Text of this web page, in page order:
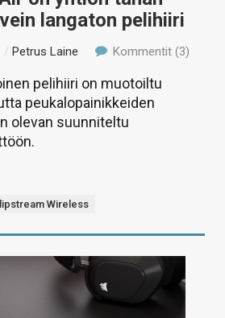
langaton pelihiiri
/Petrus Laine Kommentit (3)
pelihiiri on muotoiltu
peukalopainikkeiden
olevan suunniteltu
Wireless